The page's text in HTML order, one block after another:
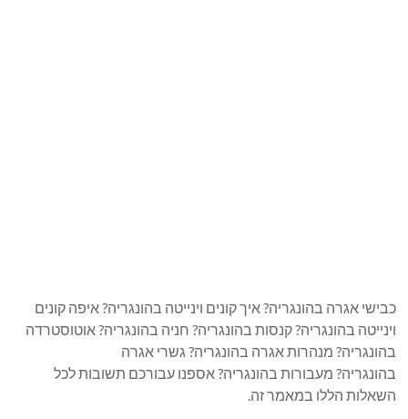
כבישי אגרה בהונגריה? איך קונים וינייטה בהונגריה? איפה קונים
וינייטה בהונגריה? קנסות בהונגריה? חניה בהונגריה? אוטוסטרדה
בהונגריה? מנהרות אגרה בהונגריה? גשרי אגרה
בהונגריה? מעבורות בהונגריה? אספנו עבורכם תשובות לכל
השאלות הללו במאמר זה.